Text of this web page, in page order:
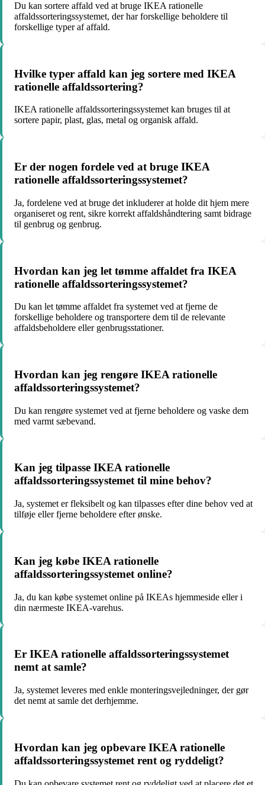
Du kan sortere affald ved at bruge IKEA rationelle
affaldssorteringssystemet, der har forskellige beholdere til
forskellige typer af affald.
Hvilke typer affald kan jeg sortere med IKEA
rationelle affaldssortering?
IKEA rationelle affaldssorteringssystemet kan bruges til at
sortere papir, plast, glas, metal og organisk affald.
Er der nogen fordele ved at bruge IKEA
rationelle affaldssorteringssystemet?
Ja, fordelene ved at bruge det inkluderer at holde dit hjem mere
organiseret og rent, sikre korrekt affaldshåndtering samt bidrage
til genbrug og genbrug.
Hvordan kan jeg let tømme affaldet fra IKEA
rationelle affaldssorteringssystemet?
Du kan let tømme affaldet fra systemet ved at fjerne de
forskellige beholdere og transportere dem til de relevante
affaldsbeholdere eller genbrugsstationer.
Hvordan kan jeg rengøre IKEA rationelle
affaldssorteringssystemet?
Du kan rengøre systemet ved at fjerne beholdere og vaske dem
med varmt sæbevand.
Kan jeg tilpasse IKEA rationelle
affaldssorteringssystemet til mine behov?
Ja, systemet er fleksibelt og kan tilpasses efter dine behov ved at
tilføje eller fjerne beholdere efter ønske.
Kan jeg købe IKEA rationelle
affaldssorteringssystemet online?
Ja, du kan købe systemet online på IKEAs hjemmeside eller i
din nærmeste IKEA-varehus.
Er IKEA rationelle affaldssorteringssystemet
nemt at samle?
Ja, systemet leveres med enkle monteringsvejledninger, der gør
det nemt at samle det derhjemme.
Hvordan kan jeg opbevare IKEA rationelle
affaldssorteringssystemet rent og ryddeligt?